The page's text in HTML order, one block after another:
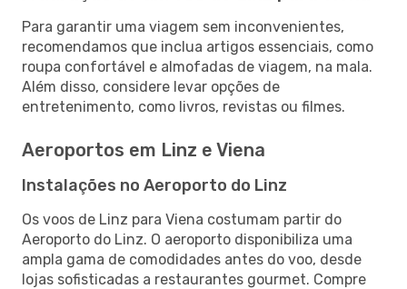
Para garantir uma viagem sem inconvenientes,
recomendamos que inclua artigos essenciais, como
roupa confortável e almofadas de viagem, na mala.
Além disso, considere levar opções de
entretenimento, como livros, revistas ou filmes.
Aeroportos em Linz e Viena
Instalações no Aeroporto do Linz
Os voos de Linz para Viena costumam partir do
Aeroporto do Linz. O aeroporto disponibiliza uma
ampla gama de comodidades antes do voo, desde
lojas sofisticadas a restaurantes gourmet. Compre